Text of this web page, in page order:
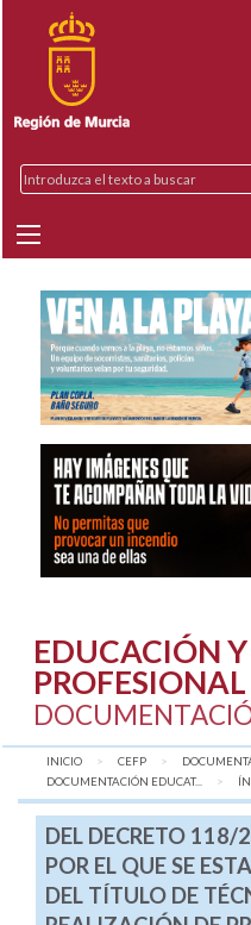
EDUCACIÓN
PROFESIONAL
INICIO CEFP
DOCUMENTACIÓN EDUCAT...
DEL DECRETO 118/
POR EL QUE SE
DEL TÍTULO DE